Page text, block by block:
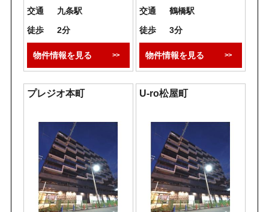
交通
九条駅
徒歩
2分
物件情報を見る
交通
鶴橋駅
徒歩
3分
物件情報を見る
プレジオ本町 U-ro松屋町